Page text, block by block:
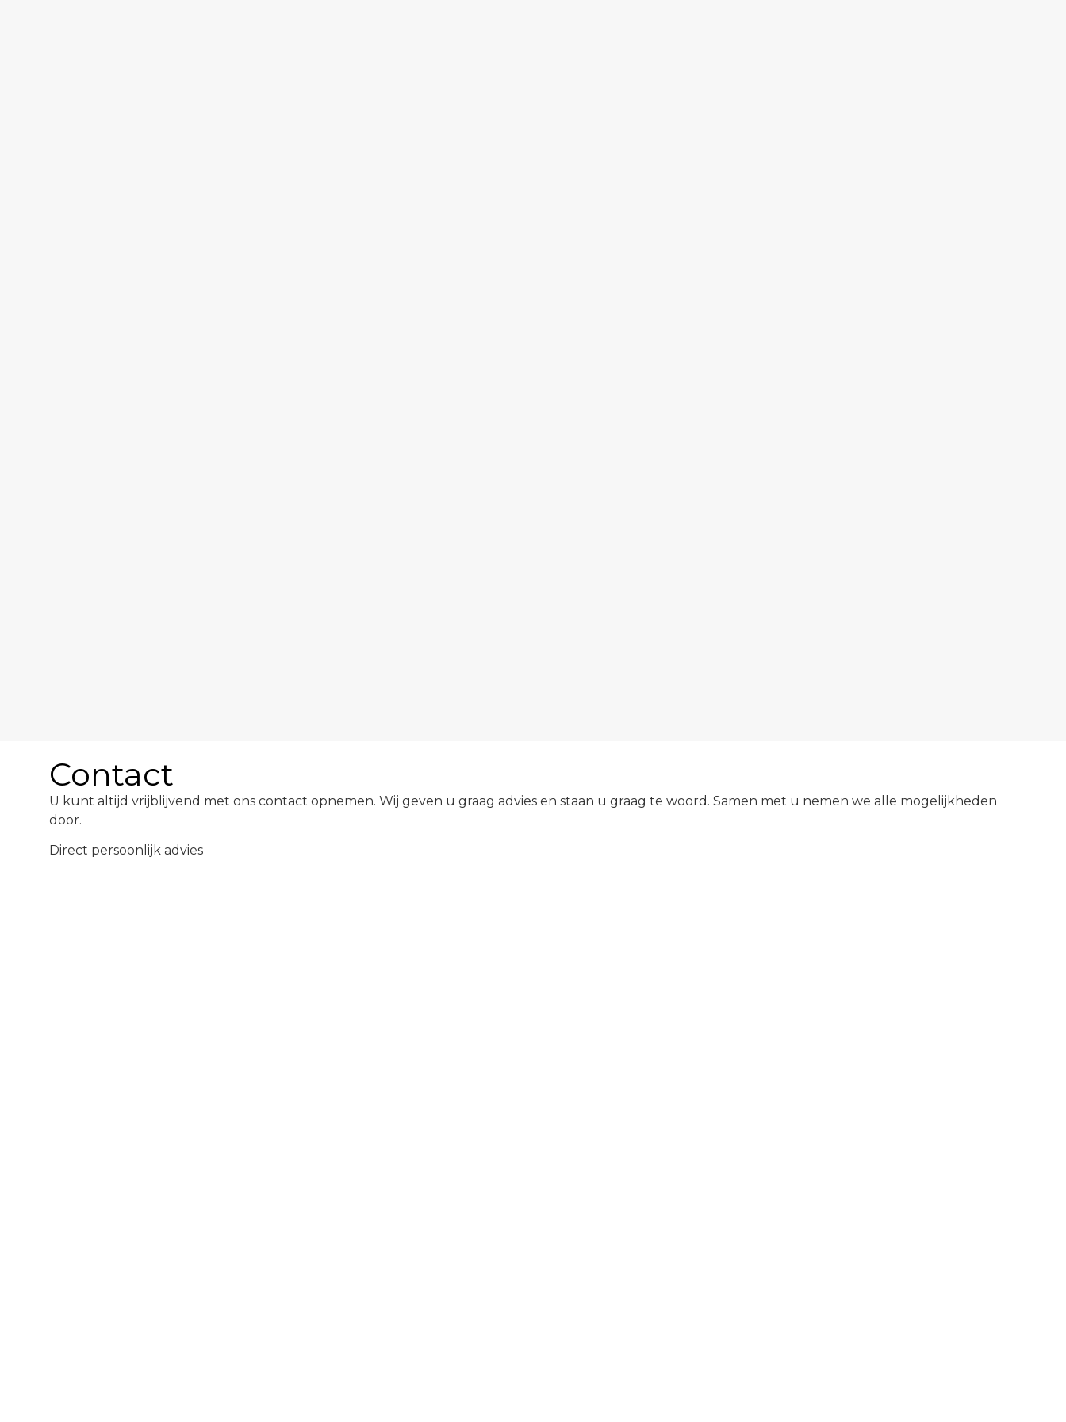
Contact
U kunt altijd vrijblijvend met ons contact opnemen. Wij geven u graag advies en staan u graag te woord. Samen met u nemen we alle mogelijkheden
door.
Direct persoonlijk advies